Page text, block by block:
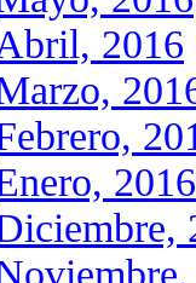
2016
2016